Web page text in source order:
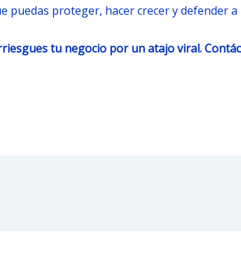
puedas proteger, hacer crecer y defender a
tu negocio por un atajo viral.